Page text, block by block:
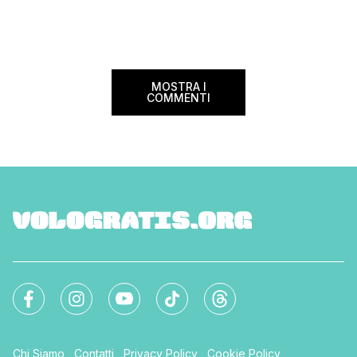
Giornalettismo e […]
MOSTRA I
COMMENTI
Chi Siamo Contatti Privacy Policy Cookie Policy